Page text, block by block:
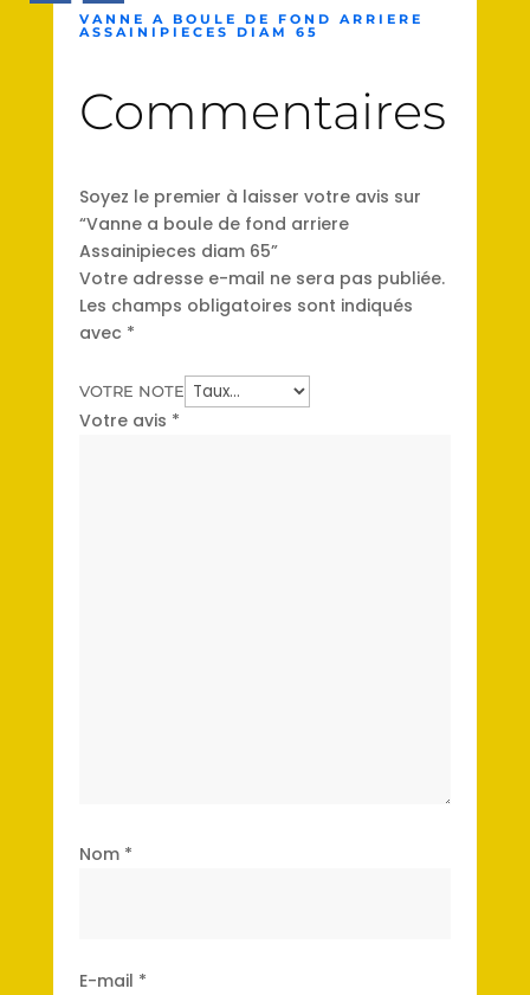
VANNE A BOULE DE FOND ARRIERE
ASSAINIPIECES DIAM 65
Commentaires
Soyez le premier à laisser votre avis sur
“Vanne a boule de fond arriere
Assainipieces diam 65”
Votre adresse e-mail ne sera pas publiée.
Les champs obligatoires sont indiqués
avec *
VOTRE NOTE
Votre avis *
Nom *
E-mail *